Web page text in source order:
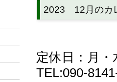
2023 12月のカ
定休日：月
TEL:090-